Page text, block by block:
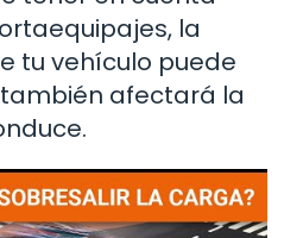
la
tu vehículo puede
afectará la